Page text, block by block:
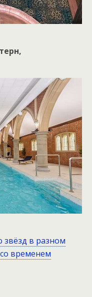
в разном
временем